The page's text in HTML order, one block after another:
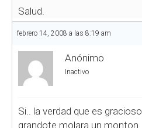
Salud.
febrero 14, 2008 a las 8:19 am
Anónimo
Inactivo
Si.. la verdad que es
grandote molara un monton.